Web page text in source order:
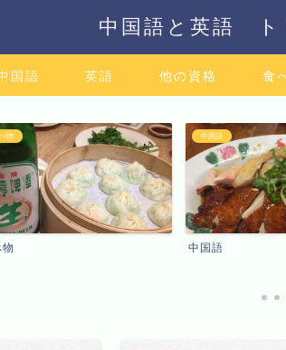
中国語と英語 ト
国語 英語 他の資格 食
物 中国語
中国語